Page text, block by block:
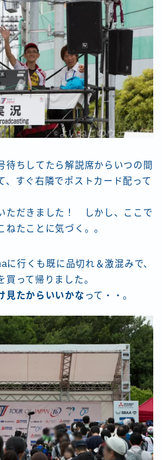
待ちしてたら解説席からいつの間
、すぐ右隣でポストカード配って
ただきました！ しかし、ここで
ねたことに気づく。。
に行くも既に品切れ＆激混みで、
買って帰りました。
見たからいいかな って・・。